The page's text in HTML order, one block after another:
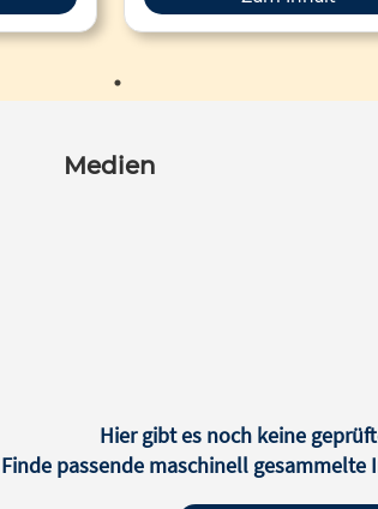
Medien
Hier gibt es noch keine
Finde passende maschinell gesammelte